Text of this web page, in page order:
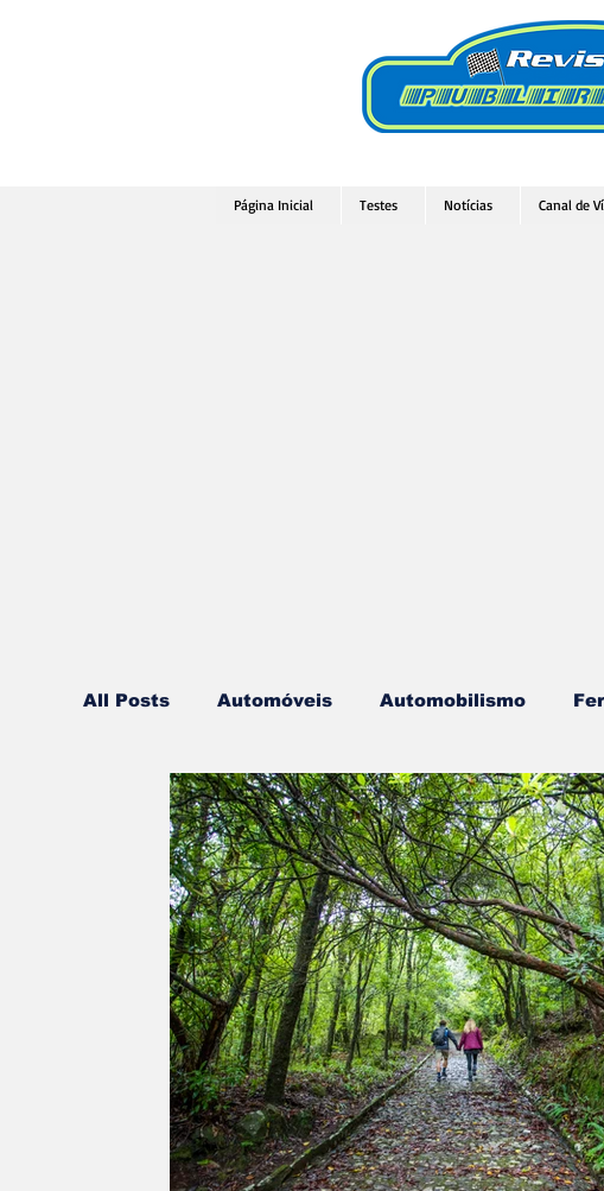
Página Inicial Testes Notícias Canal de
All Posts Automóveis Automobilismo
Lazer Aviação Motos Autocarros
Componentes Gastronomia
Mobilidade Logística Hobby